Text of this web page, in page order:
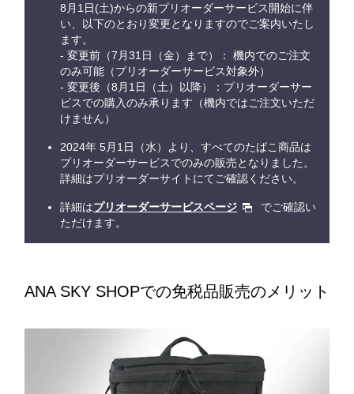
8月1日(土)からの新プリオーダーサービス開始に伴
い、以下のとおり変更となりますのでご案内いたし
ます。
- 変更前（7月31日（金）まで）： 機内でのご注文
のみ可能（プリオーダーサービス対象外）
- 変更後（8月1日（土）以降）：プリオーダーサー
ビスでの購入のみ承ります（機内ではご注文いただ
けません）
2024年 5月1日（水）より、すべてのたばこ商品は
プリオーダーサービスでのみの販売となりました。
詳細はプリオーダーサイトにてご確認ください。
詳細はプリオーダーサービスページ
でご確認い
ただけます。
ANA SKY SHOPでの免税品販売のメリット